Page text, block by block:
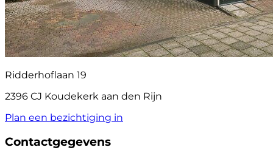
Ridderhoflaan 19
2396 CJ Koudekerk aan den Rijn
Plan een bezichtiging in
Contactgegevens